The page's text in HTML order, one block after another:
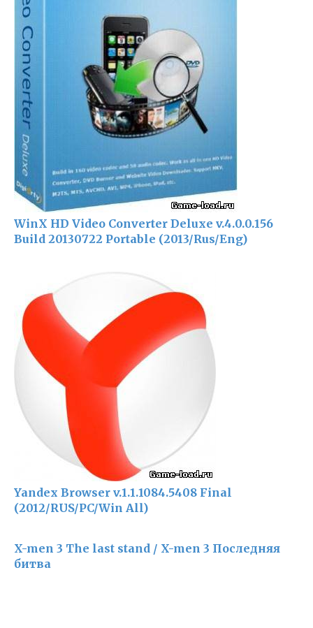
WinX HD Video Converter Deluxe v.4.0.0.156
Build 20130722 Portable (2013/Rus/Eng)
Yandex Browser v.1.1.1084.5408 Final
(2012/RUS/PC/Win All)
X-men 3 The last stand / X-men 3 Последняя
битва